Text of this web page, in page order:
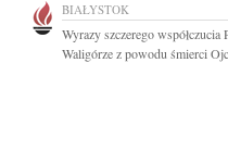
BIAŁYSTOK
Wyrazy szczerego
Waligórze z powodu śmierci